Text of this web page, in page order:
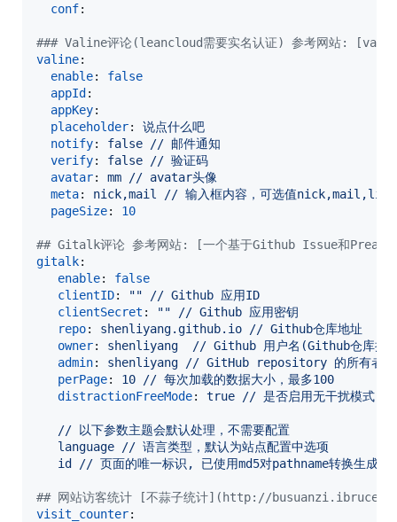
conf:
### Valine评论(leancloud需要实名认证) 参考网站:
valine:
enable: false
appId :
appKey:
placeholder: 说点什么吧
notify: false // 邮件通知
verify: false // 验证码
avatar: mm // avatar头像
meta: nick,mail // 输入框内容，可选值nick,mail,link
pageSize: 10
## Gitalk评论 参考网站: [一个基于Github Issue和
gitalk:
enable: false
clientID: ""
// Github 应用ID
clientSecret : ""
// Github 应用密钥
repo: shenliyang.github.io // Github仓库地址
owner: shenliyang  // Github 用户名(Github仓库拥
admin: shenliyang // GitHub repository 的所有者和合
perPage: 10 // 每次加载的数据大小，最多100
distractionFreeMode: true // 是否启用无干扰模式，类
// 以下参数主题会默认处理，不需要配置
language // 语言类型，默认为站点配置中选项
id // 页面的唯一标识, 已使用md5对pathname转换生成唯
## 网站访客统计 [不蒜子统计](http://
visit_counter: